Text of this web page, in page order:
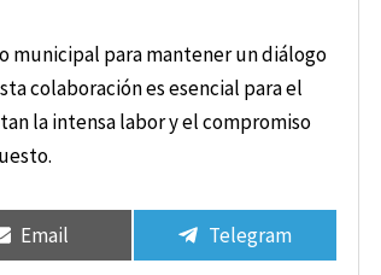
municipal para mantener un diálogo
colaboración es esencial para el
la intensa labor y el compromiso
Email Telegram